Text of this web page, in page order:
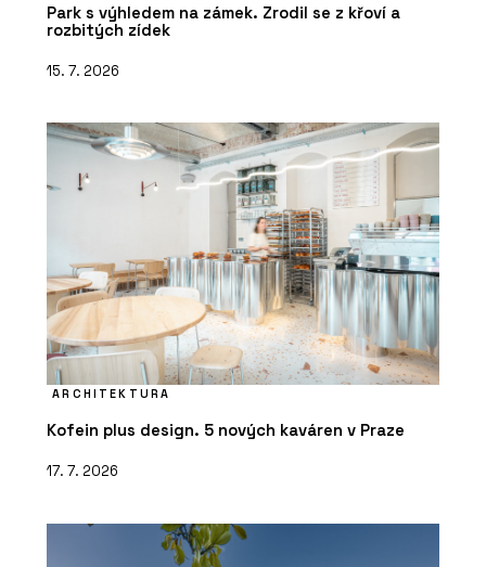
Park s výhledem na zámek. Zrodil se z křoví a
rozbitých zídek
15. 7. 2026
ARCHITEKTURA
Kofein plus design. 5 nových kaváren v Praze
17. 7. 2026